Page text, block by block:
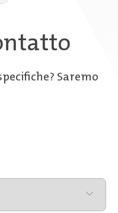
Saremo